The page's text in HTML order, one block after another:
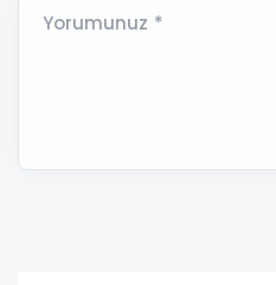
Yorumunuz *